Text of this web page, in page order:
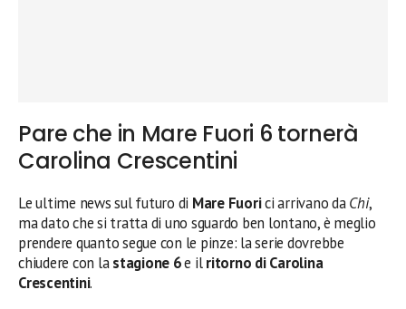
Pare che in Mare Fuori 6 tornerà
Carolina Crescentini
Le ultime news sul futuro di Mare Fuorici arrivano daChi,
ma dato che si tratta di uno sguardo ben lontano, è meglio
prendere quanto segue con le pinze: la serie dovrebbe
chiudere con lastagione 6e ilritorno di Carolina
Crescentini.